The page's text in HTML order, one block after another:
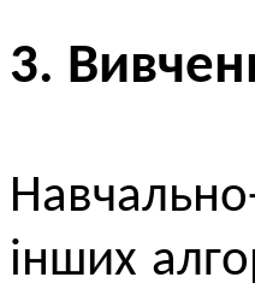
3.
інших